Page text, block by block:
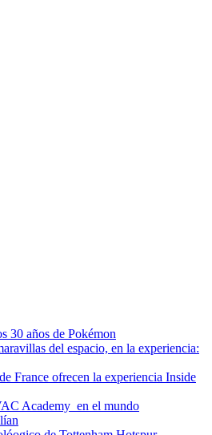
30 años de Pokémon
del espacio, en la experiencia:
France ofrecen la experiencia Inside
Academy en el mundo